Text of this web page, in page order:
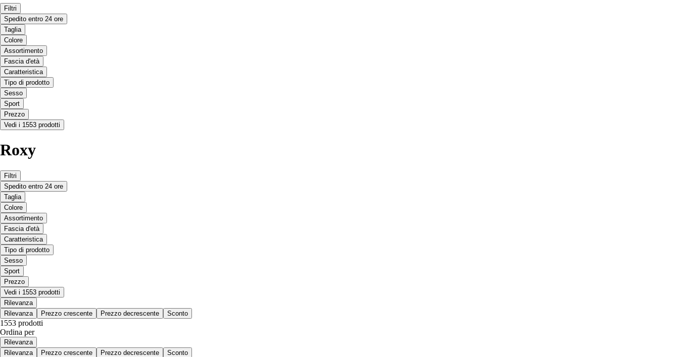
Filtri
Spedito entro 24 ore
Taglia
Colore
Assortimento
Fascia d'età
Caratteristica
Tipo di prodotto
Sesso
Sport
Prezzo
Vedi i 1553 prodotti
Roxy
Filtri
Spedito entro 24 ore
Taglia
Colore
Assortimento
Fascia d'età
Caratteristica
Tipo di prodotto
Sesso
Sport
Prezzo
Vedi i 1553 prodotti
Rilevanza
Rilevanza
Prezzo crescente Prezzo decrescente Sconto
1553 prodotti
Ordina per
Rilevanza
Rilevanza
Prezzo crescente Prezzo decrescente Sconto